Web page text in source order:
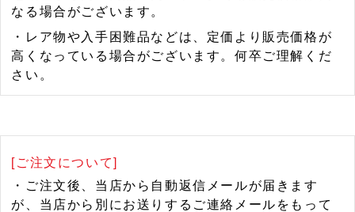
なる場合がございます。
・レア物や入手困難品などは、定価より販売価格が
高くなっている場合がございます。何卒ご理解くだ
さい。
[ご注文について]
・ご注文後、当店から自動返信メールが届きます
が、当店から別にお送りするご連絡メールをもって